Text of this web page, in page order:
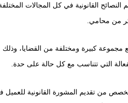
القانونية في كل المجالات
من محامي.
مجموعة كبيرة ومختلفة من القضايا، وذلك
التي تتناسب مع كل حالة على حدة.
من تقديم المشورة القانونية للعميل